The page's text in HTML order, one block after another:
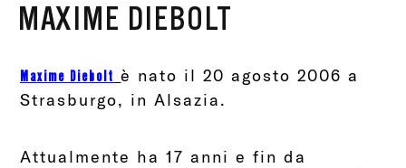
MAXIME DIEBOLT
Maxime Diebolt è nato il 20 agosto 2006 a
Strasburgo, in Alsazia.
Attualmente ha 17 anni e fin da